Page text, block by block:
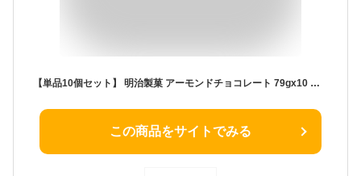
【単品10個セット】 明治製菓 アーモンドチョコレート 79gx10 まとめ買い まとめ売り お徳用 大容量 セット販売(代引不可)【送料無料】
この商品をサイトでみる